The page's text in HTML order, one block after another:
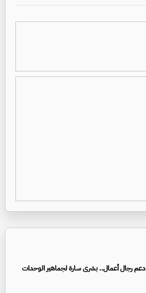
دعم رجال أعمال.. بشرى سارة لجماهير الوحدات